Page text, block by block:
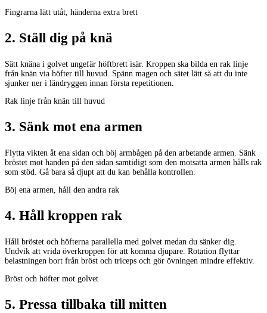
Fingrarna lätt utåt, händerna extra brett
2. Ställ dig på knä
Sätt knäna i golvet ungefär höftbrett isär. Kroppen ska bilda en rak linje
från knän via höfter till huvud. Spänn magen och sätet lätt så att du inte
sjunker ner i ländryggen innan första repetitionen.
Rak linje från knän till huvud
3. Sänk mot ena armen
Flytta vikten åt ena sidan och böj armbågen på den arbetande armen. Sänk
bröstet mot handen på den sidan samtidigt som den motsatta armen hålls rak
som stöd. Gå bara så djupt att du kan behålla kontrollen.
Böj ena armen, håll den andra rak
4. Håll kroppen rak
Håll bröstet och höfterna parallella med golvet medan du sänker dig.
Undvik att vrida överkroppen för att komma djupare. Rotation flyttar
belastningen bort från bröst och triceps och gör övningen mindre effektiv.
Bröst och höfter mot golvet
5. Pressa tillbaka till mitten